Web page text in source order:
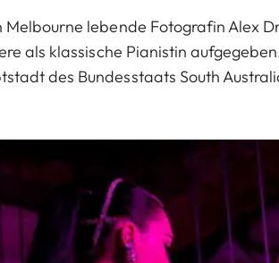
Melbourne lebende Fotografin Alex
als klassische Pianistin
des Bundesstaats South